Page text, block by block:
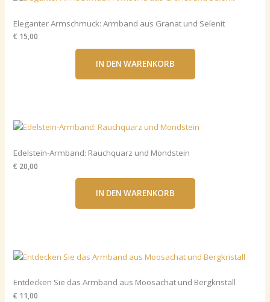
Eleganter Armschmuck: Armband aus Granat und Selenit
€ 15,00
IN DEN WARENKORB
Edelstein-Armband: Rauchquarz und Mondstein
€ 20,00
IN DEN WARENKORB
Entdecken Sie das Armband aus Moosachat und Bergkristall
€ 11,00